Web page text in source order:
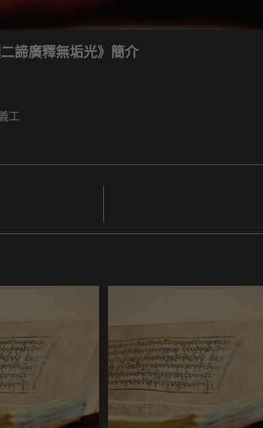
諦廣釋無垢光》簡介
工